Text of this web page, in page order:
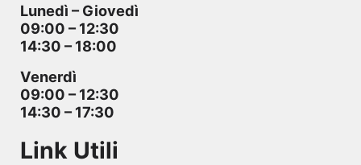
Lunedì – Giovedì
09:00 – 12:30
14:30 – 18:00
Venerdì
09:00 – 12:30
14:30 – 17:30
Link Utili